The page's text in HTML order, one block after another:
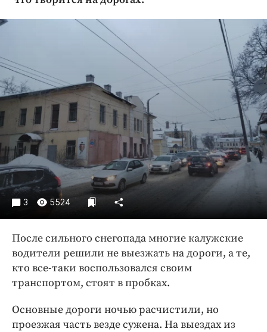
Криминал
Культура
Недвижимость и ЖКХ
Общество
Погода
Праздники
Происшествия
Спорт
Экономика и бизнес
ПРОЕКТЫ
Блоги
Издания
Медиаперсона
Интересное чтиво
Клиника года
Бренд года
Работодатель года
3 5524
После сильного снегопада многие калужские
водители решили не выезжать на дороги, а те,
кто все-таки воспользовался своим
транспортом, стоят в пробках.
Основные дороги ночью расчистили, но
проезжая часть везде сужена. На выездах из